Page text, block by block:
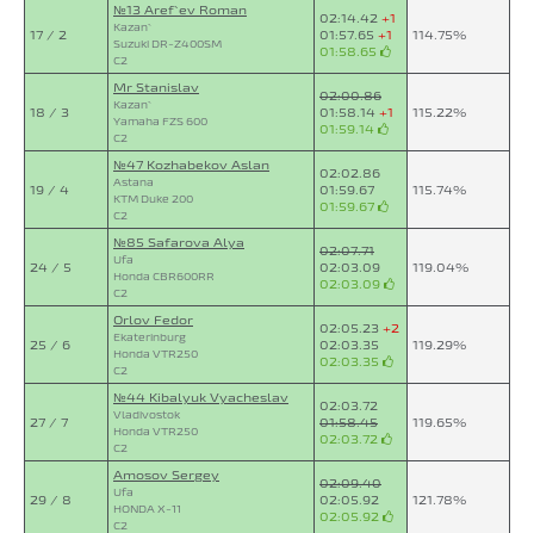
17 / 2
№13 Aref`ev Roman
Kazan`
Suzuki DR-Z400SM
C2
02:14.42 +1
01:57.65 +1
01:58.65
114.75%
18 / 3
Mr Stanislav
Kazan`
Yamaha FZS 600
C2
02:00.86
01:58.14 +1
01:59.14
115.22%
19 / 4
№47 Kozhabekov Aslan
Astana
KTM Duke 200
C2
02:02.86
01:59.67
01:59.67
115.74%
24 / 5
№85 Safarova Alya
Ufa
Honda CBR600RR
C2
02:07.71
02:03.09
02:03.09
119.04%
25 / 6
Orlov Fedor
Ekaterinburg
Honda VTR250
C2
02:05.23 +2
02:03.35
02:03.35
119.29%
27 / 7
№44 Kibalyuk Vyacheslav
Vladivostok
Honda VTR250
C2
02:03.72
01:58.45
02:03.72
119.65%
29 / 8
Amosov Sergey
Ufa
HONDA X-11
C2
02:09.40
02:05.92
02:05.92
121.78%